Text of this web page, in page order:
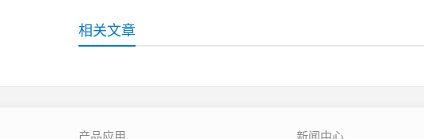
相关文章
产品应用 新闻中心